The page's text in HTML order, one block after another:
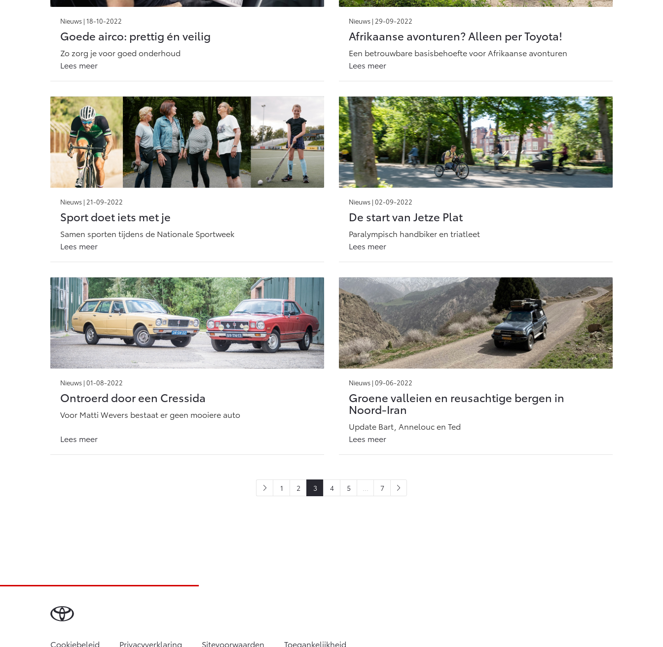
Nieuws | 18-10-2022
Goede airco: prettig én veilig
Zo zorg je voor goed onderhoud
Lees meer
Nieuws | 29-09-2022
Afrikaanse avonturen? Alleen per Toyota!
Een betrouwbare basisbehoefte voor Afrikaanse avonturen
Lees meer
Nieuws | 21-09-2022
Sport doet iets met je
Samen sporten tijdens de Nationale Sportweek
Lees meer
Nieuws | 02-09-2022
De start van Jetze Plat
Paralympisch handbiker en triatleet
Lees meer
Nieuws | 01-08-2022
Ontroerd door een Cressida
Voor Matti Wevers bestaat er geen mooiere auto
Lees meer
Nieuws | 09-06-2022
Groene valleien en reusachtige bergen in
Noord-Iran
Update Bart, Annelouc en Ted
Lees meer
1 2 3 4 5 ... 7
Cookiebeleid Privacyverklaring Sitevoorwaarden Toegankelijkheid